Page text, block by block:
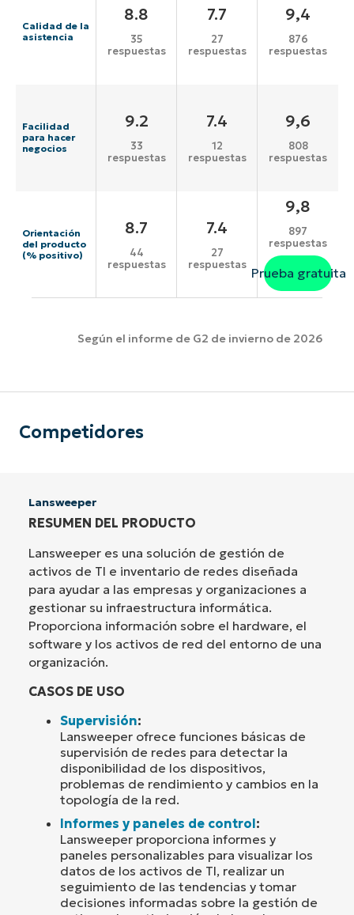
Calidad de la
asistencia
8.8
35
respuestas
7.7
27
respuestas
9,4
876
respuestas
Facilidad
para hacer
negocios
9.2
33
respuestas
7.4
12
respuestas
9,6
808
respuestas
Orientación
del producto
(% positivo)
8.7
44
respuestas
7.4
27
respuestas
9,8
897
respuestas
Prueba gratuita
Según el informe de G2 de invierno de 2026
Competidores
Lansweeper
RESUMEN DEL PRODUCTO
Lansweeper es una solución de gestión de
activos de TI e inventario de redes diseñada
para ayudar a las empresas y organizaciones a
gestionar su infraestructura informática.
Proporciona información sobre el hardware, el
software y los activos de red del entorno de una
organización.
CASOS DE USO
Supervisión:
Lansweeper ofrece funciones básicas de
supervisión de redes para detectar la
disponibilidad de los dispositivos,
problemas de rendimiento y cambios en la
topología de la red.
Informes y paneles de control:
Lansweeper proporciona informes y
paneles personalizables para visualizar los
datos de los activos de TI, realizar un
seguimiento de las tendencias y tomar
decisiones informadas sobre la gestión de